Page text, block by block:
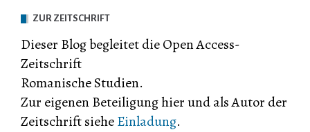
ZUR ZEITSCHRIFT
Dieser Blog begleitet die Open Access-
Zeitschrift
Romanische Studien.
Zur eigenen Beteiligung hier und als Autor der
Zeitschrift sieheEinladung.